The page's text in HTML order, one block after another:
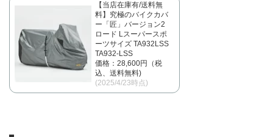
【当店在庫有/送料無
料】究極のバイクカバ
ー「匠」バージョン2
ロード Lスーパースポ
ーツサイズ TA932LSS
TA932-LSS
価格：28,600円（税
込、送料無料)
(2025/4/23時点)